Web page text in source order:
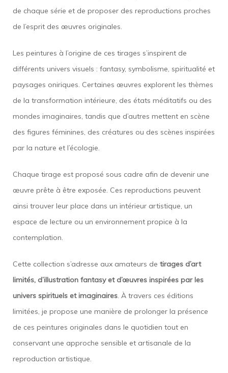
de chaque série et de proposer des reproductions proches
de l’esprit des œuvres originales.
Les peintures à l’origine de ces tirages s’inspirent de
différents univers visuels : fantasy, symbolisme, spiritualité et
paysages oniriques. Certaines œuvres explorent les thèmes
de la transformation intérieure, des états méditatifs ou des
mondes imaginaires, tandis que d’autres mettent en scène
des figures féminines, des créatures ou des scènes inspirées
par la nature et l’écologie.
Chaque tirage est proposé sous cadre afin de devenir une
œuvre prête à être exposée. Ces reproductions peuvent
ainsi trouver leur place dans un intérieur artistique, un
espace de lecture ou un environnement propice à la
contemplation.
Cette collection s’adresse aux amateurs de tirages d’art
limités, d’illustration fantasy et d’œuvres inspirées par les
univers spirituels et imaginaires. À travers ces éditions
limitées, je propose une manière de prolonger la présence
de ces peintures originales dans le quotidien tout en
conservant une approche sensible et artisanale de la
reproduction artistique.